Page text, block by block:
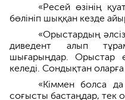
«Ресей өзінің
бөлініп шыққан кезде
«Орыстардың
диведент алып
шығарыңдар. Орыстар
келеді. Сондықтан
«Кіммен болса
соғысты бастаңдар, тек